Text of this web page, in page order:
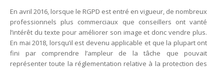
En avril 2016, lorsque le RGPD est entré en vigueur, de nombreux
professionnels plus commerciaux que conseillers ont vanté
l’intérêt du texte pour améliorer son image et donc vendre plus.
En mai 2018, lorsqu’il est devenu applicable et que la plupart ont
fini par comprendre l’ampleur de la tâche que pouvait
représenter toute la réglementation relative à la protection des